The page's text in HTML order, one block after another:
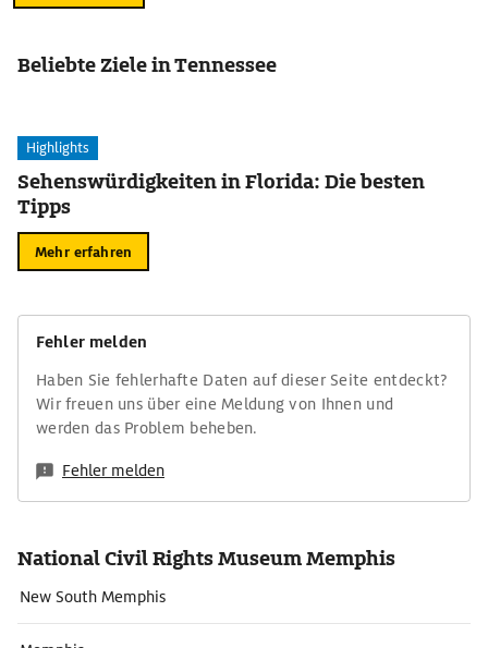
Beliebte Ziele in Tennessee
Highlights
Sehenswürdigkeiten in Florida: Die besten
Tipps
Mehr erfahren
Fehler melden
Haben Sie fehlerhafte Daten auf dieser Seite entdeckt?
Wir freuen uns über eine Meldung von Ihnen und
werden das Problem beheben.
Fehler melden
National Civil Rights Museum Memphis
New South Memphis